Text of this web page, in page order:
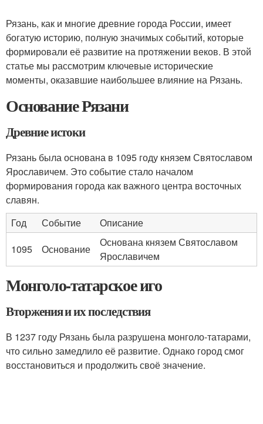
Рязань, как и многие древние города России, имеет
богатую историю, полную значимых событий, которые
формировали её развитие на протяжении веков. В этой
статье мы рассмотрим ключевые исторические
моменты, оказавшие наибольшее влияние на Рязань.
Основание Рязани
Древние истоки
Рязань была основана в 1095 году князем Святославом
Ярославичем. Это событие стало началом
формирования города как важного центра восточных
славян.
Год
Событие
Описание
1095
Основание
Основана князем Святославом
Ярославичем
Монголо-татарское иго
Вторжения и их последствия
В 1237 году Рязань была разрушена монголо-татарами,
что сильно замедлило её развитие. Однако город смог
восстановиться и продолжить своё значение.